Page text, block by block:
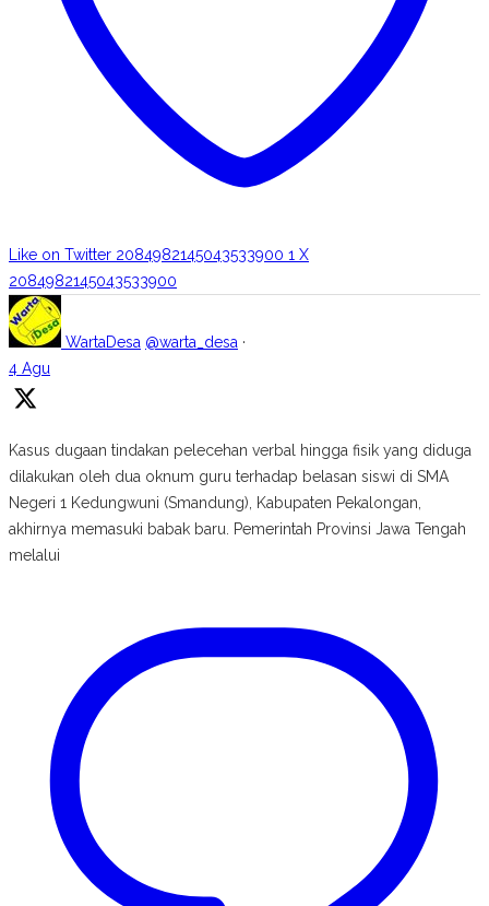
Like on Twitter 2084982145043533900 1 X
2084982145043533900
WartaDesa @warta_desa ·
4 Agu
Kasus dugaan tindakan pelecehan verbal hingga fisik yang diduga
dilakukan oleh dua oknum guru terhadap belasan siswi di SMA
Negeri 1 Kedungwuni (Smandung), Kabupaten Pekalongan,
akhirnya memasuki babak baru. Pemerintah Provinsi Jawa Tengah
melalui